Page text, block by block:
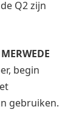
Q2 zijn
MERWEDE
begin
gebruiken.